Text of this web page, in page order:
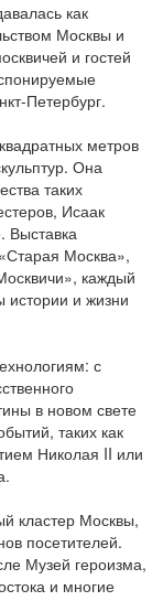
как
Москвы и
и гостей
Петербург.
метров
Она
таких
Исаак
Выставка
Москва»,
каждый
истории и жизни
с
в новом свете
таких как
Николая II или
кластер Москвы,
посетителей.
Музей героизма,
и многие